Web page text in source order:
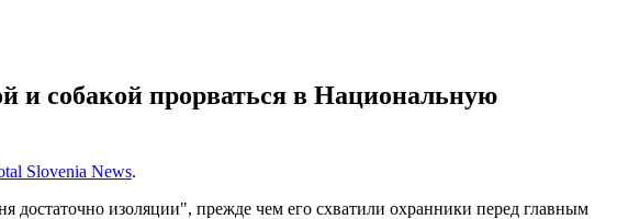
и собакой прорваться в Национальную
Slovenia News.
изоляции", прежде чем его схватили охранники перед главным